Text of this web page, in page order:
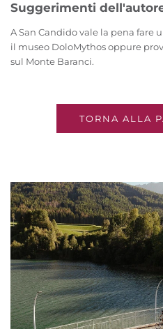
Suggerimenti
A San Candido vale la pena fare
il museo DoloMythos oppure
sul Monte Baranci.
TORNA ALLA